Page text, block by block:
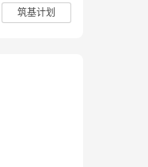
筑基计划